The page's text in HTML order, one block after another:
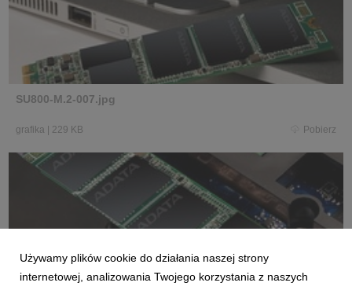
SU800-M.2-007.jpg
grafika | 229 KB Pobierz
SU800-M.2-006.jpg
Używamy plików cookie do działania naszej strony
internetowej, analizowania Twojego korzystania z naszych